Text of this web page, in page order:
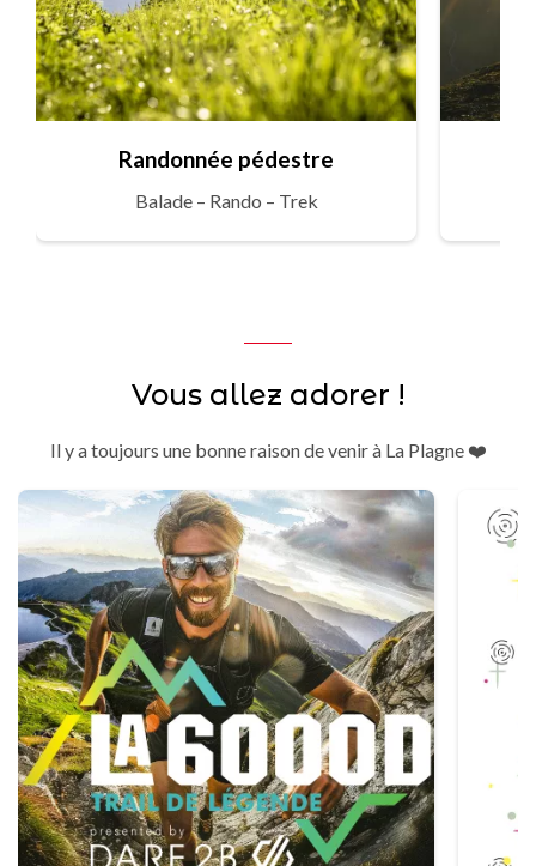
Randonnée pédestre
Balade – Rando – Trek
Vous allez adorer !
Il y a toujours une bonne raison de venir à La Plagne ❤️